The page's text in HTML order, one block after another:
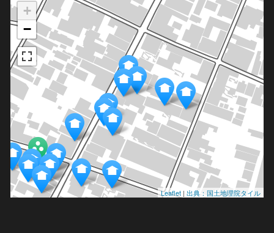
+
−
Leaflet | 出典：国土地理院タイル